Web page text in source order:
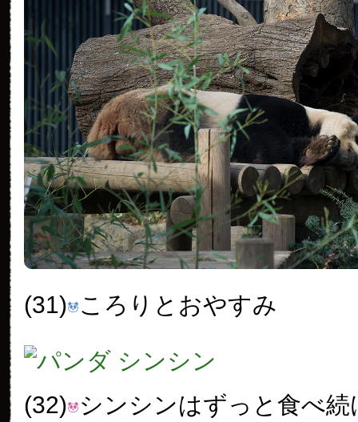
(31) ころりとおやすみ
(32) シンシンはずっと食べ